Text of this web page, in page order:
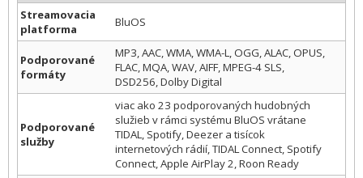
Streamovacia
platforma
BluOS
Podporované
formáty
MP3, AAC, WMA, WMA-L, OGG, ALAC, OPUS,
FLAC, MQA, WAV, AIFF, MPEG-4 SLS,
DSD256, Dolby Digital
Podporované
služby
viac ako 23 podporovaných hudobných
služieb v rámci systému BluOS vrátane
TIDAL, Spotify, Deezer a tisícok
internetových rádií, TIDAL Connect, Spotify
Connect, Apple AirPlay 2, Roon Ready